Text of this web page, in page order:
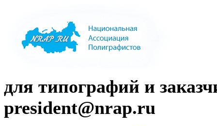
для типографий и
president@nrap.ru